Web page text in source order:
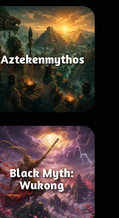
Aztekenmythos
Black Myth:
Wukong